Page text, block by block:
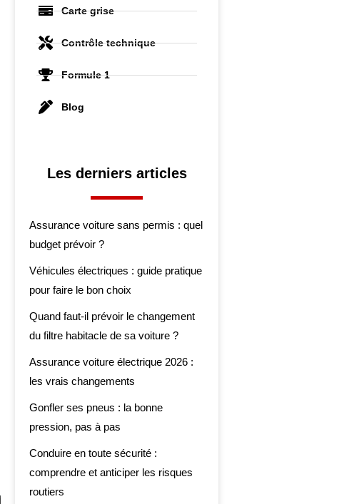
Carte grise
Contrôle technique
Formule 1
Blog
Les derniers articles
Assurance voiture sans permis : quel
budget prévoir ?
Véhicules électriques : guide pratique
pour faire le bon choix
Quand faut-il prévoir le changement
du filtre habitacle de sa voiture ?
Assurance voiture électrique 2026 :
les vrais changements
Gonfler ses pneus : la bonne
pression, pas à pas
Conduire en toute sécurité :
comprendre et anticiper les risques
routiers